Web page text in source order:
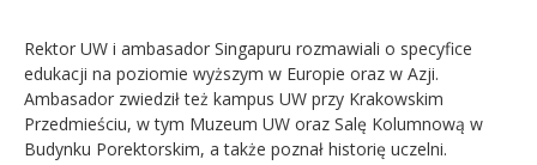
Rektor UW i ambasador Singapuru rozmawiali o specyfice
edukacji na poziomie wyższym w Europie oraz w Azji.
Ambasador zwiedził też kampus UW przy Krakowskim
Przedmieściu, w tym Muzeum UW oraz Salę Kolumnową w
Budynku Porektorskim, a także poznał historię uczelni.